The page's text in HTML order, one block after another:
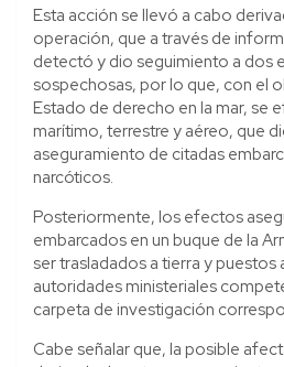
Esta acción se llevó a cabo
operación, que a través de
detectó y dio seguimiento a dos
sospechosas, por lo que, con el
Estado de derecho en la mar, se
marítimo, terrestre y aéreo, que
aseguramiento de citadas
narcóticos.
Posteriormente, los efectos
embarcados en un buque de la
ser trasladados a tierra y puestos
autoridades ministeriales
carpeta de investigación
Cabe señalar que, la posible